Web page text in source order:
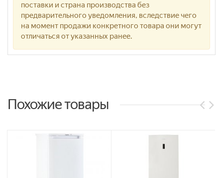
поставки и страна производства без
предварительного уведомления, вследствие чего
на момент продажи конкретного товара они могут
отличаться от указанных ранее.
Похожие товары